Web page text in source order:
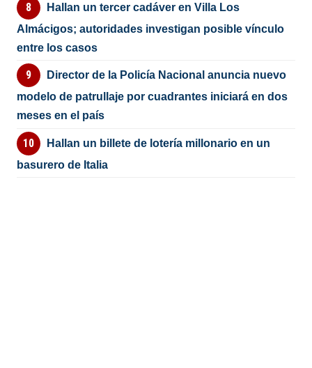
Hallan un tercer cadáver en Villa Los
Almácigos; autoridades investigan posible vínculo
entre los casos
Director de la Policía Nacional anuncia nuevo
modelo de patrullaje por cuadrantes iniciará en dos
meses en el país
Hallan un billete de lotería millonario en un
basurero de Italia